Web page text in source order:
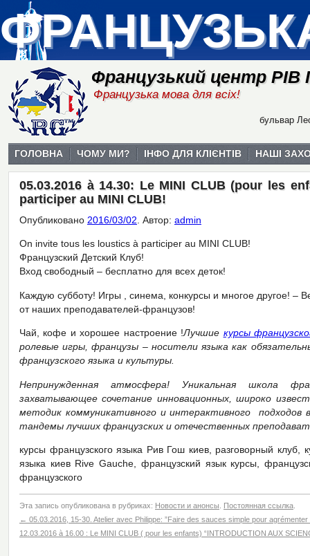
Французький центр
Французька мова для всіх!
бульвар
ГОЛОВНА ЧОМУ МИ? ІНФО ДЛЯ КЛІЄНТІВ НАШІ
05.03.2016 à 14.30: Le MINI CLUB (pour les
participer au MINI CLUB!
Опубликовано 2016/03/02 Автор: admin
On invite tous les loustics à participer au MINI CLUB!
Французский Детский Клуб!
Вход свободный – бесплатно для всех деток!
Каждую субботу! Игры , синема, конкурсы и многое другое! –
от наших преподавателей-французов!
Чай, кофе и хорошее настроение !Лучшие курсы
ролевые игры, французы – носители языка как
французского языка и культуры.
Непринужденная атмосфера! Уникальная школа
захватывающее сочетание инновационных, широко
методик коммуникативного и интерактивного подходов
тандемы лучших французских и отечественных
курсы французского языка Рив Гош киев, разговорный клуб,
языка киев Rive Gauche, французский язык курсы,
французского
Эта запись опубликована в рубриках: Новости и анонсы Постоянная ссылка
← 05.03.2016, 15-30. Atelier avec Philippe: ”Faire des sauces simple pour agrémenter
12.03.2016 à 16.00 : Le MINI CLUB ( pour les enfants) “INTRODUCTION AUX